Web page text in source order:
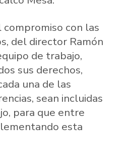
con las
del director Ramón
de trabajo,
sus derechos,
una de las
sean incluidas
para que entre
esta